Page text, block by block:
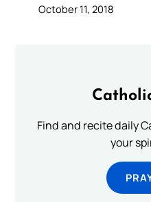
October 11, 2018
Find and recite daily
your